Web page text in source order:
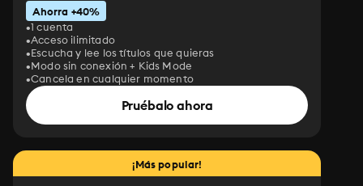
Ahorra +40%
1 cuenta
Acceso ilimitado
Escucha y lee los títulos que quieras
Modo sin conexión + Kids Mode
Cancela en cualquier momento
Pruébalo ahora
¡Más popular!